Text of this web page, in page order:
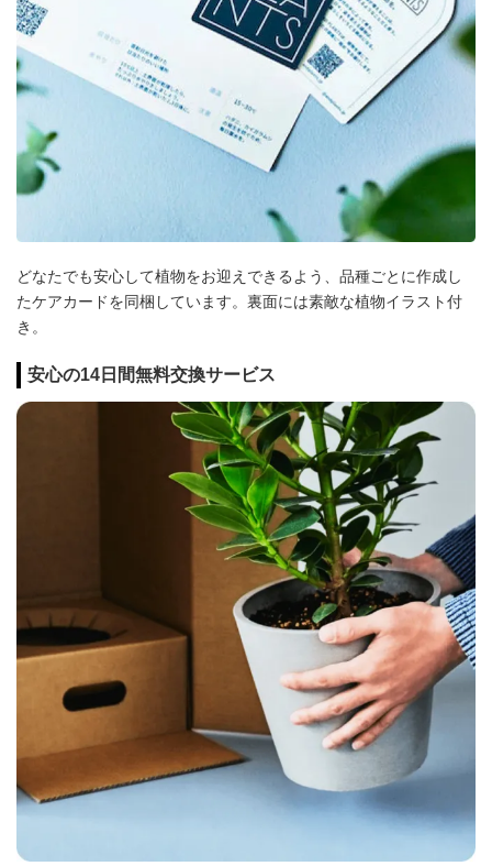
どなたでも安心して植物をお迎えできるよう、品種ごとに作成し
たケアカードを同梱しています。裏面には素敵な植物イラスト付
き。
安心の14日間無料交換サービス